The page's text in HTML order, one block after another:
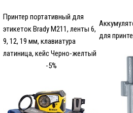
Принтер портативный для
этикеток Brady M211, ленты 6,
9, 12, 19 мм, клавиатура
латиница, кейс Черно-желтый
-5%
для